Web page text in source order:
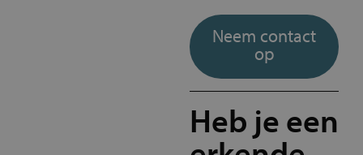
Neem contact
op
Heb je een